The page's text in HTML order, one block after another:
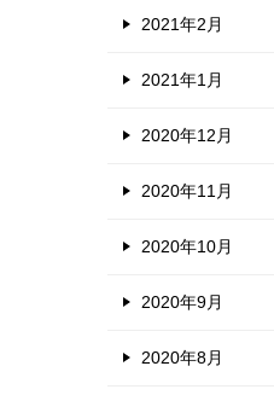
2021年2月
2021年1月
2020年12月
2020年11月
2020年10月
2020年9月
2020年8月